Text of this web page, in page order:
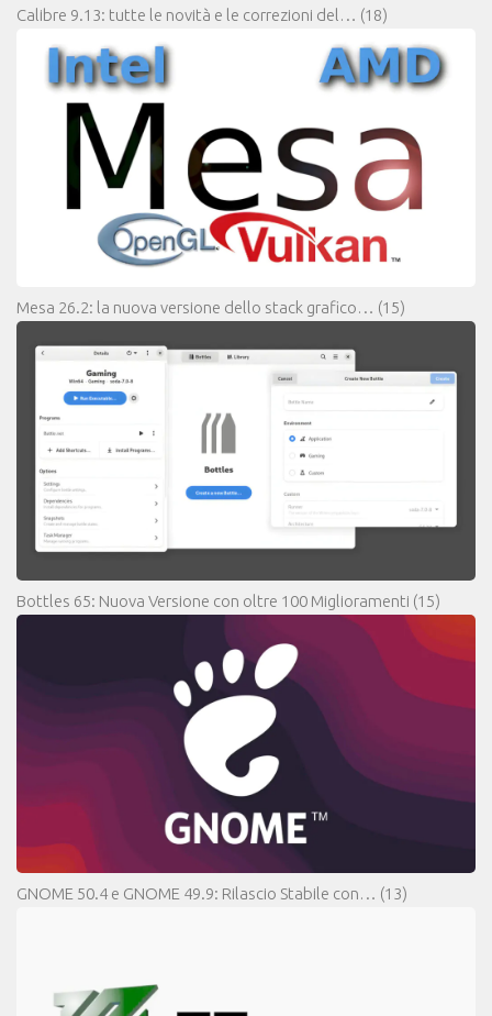
Calibre 9.13: tutte le novità e le correzioni del… (18)
Mesa 26.2: la nuova versione dello stack grafico… (15)
Bottles 65: Nuova Versione con oltre 100 Miglioramenti (15)
GNOME 50.4 e GNOME 49.9: Rilascio Stabile con… (13)